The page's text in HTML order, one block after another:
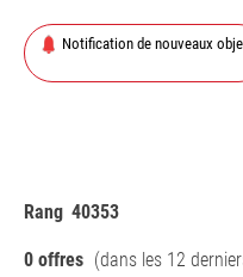
Rang 40353
0 offres (dans les 12